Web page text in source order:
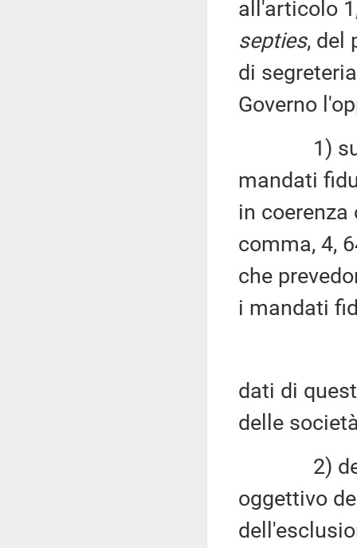
all'articolo
septies, del
di
Governo
1)
mandati
in
comma, 4,
che
i mandati
dati di
delle
2)
oggettivo